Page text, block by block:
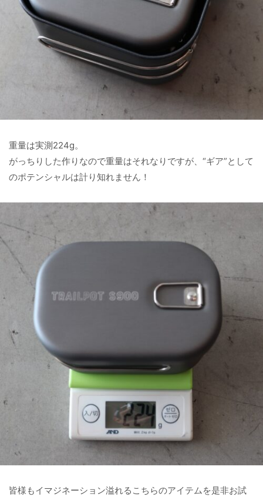
重量は実測224g。
がっちりした作りなので重量はそれなりですが、“ギア”として
のポテンシャルは計り知れません！
皆様もイマジネーション溢れるこちらのアイテムを是非お試